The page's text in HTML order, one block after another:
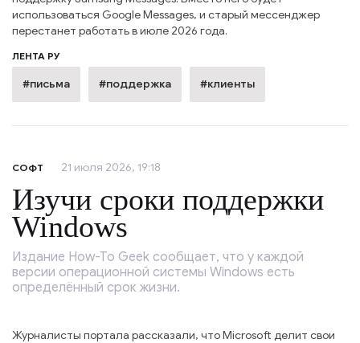
использоваться Google Messages, и старый мессенджер
перестанет работать в июле 2026 года.
ЛЕНТА РУ
#письма #поддержка #клиенты
СОФТ 21 июля 2026, 19:18
Изучи сроки поддержки
Windows
Издание How-To Geek сообщает, что у каждой
версии операционной системы Windows есть
определённый срок жизни.
Журналисты портала рассказали, что Microsoft делит свои